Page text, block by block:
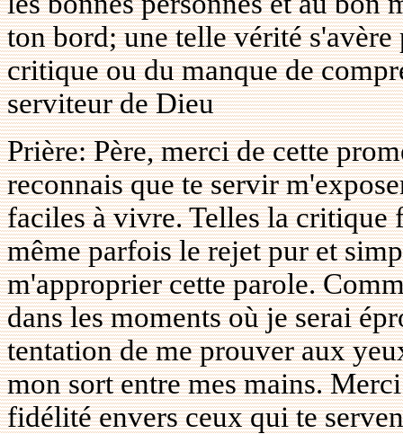
ton bord; une telle vérité
critique ou du manque de
serviteur de Dieu
Prière: Père, merci de cette
reconnais que te servir
faciles à vivre. Telles la critique
même parfois le rejet pur et
m'approprier cette parole.
dans les moments où je serai
tentation de me prouver aux
mon sort entre mes mains.
fidélité envers ceux qui te